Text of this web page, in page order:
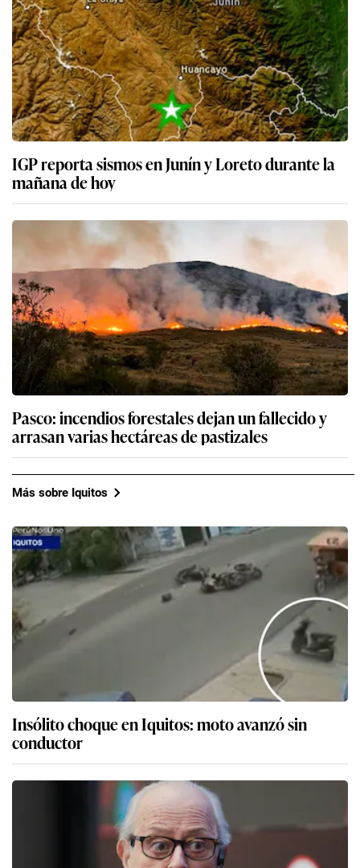
IGP reporta sismos en Junín y Loreto durante la
mañana de hoy
Pasco: incendios forestales dejan un fallecido y
arrasan varias hectáreas de pastizales
Más sobre Iquitos
Insólito choque en Iquitos: moto avanzó sin
conductor